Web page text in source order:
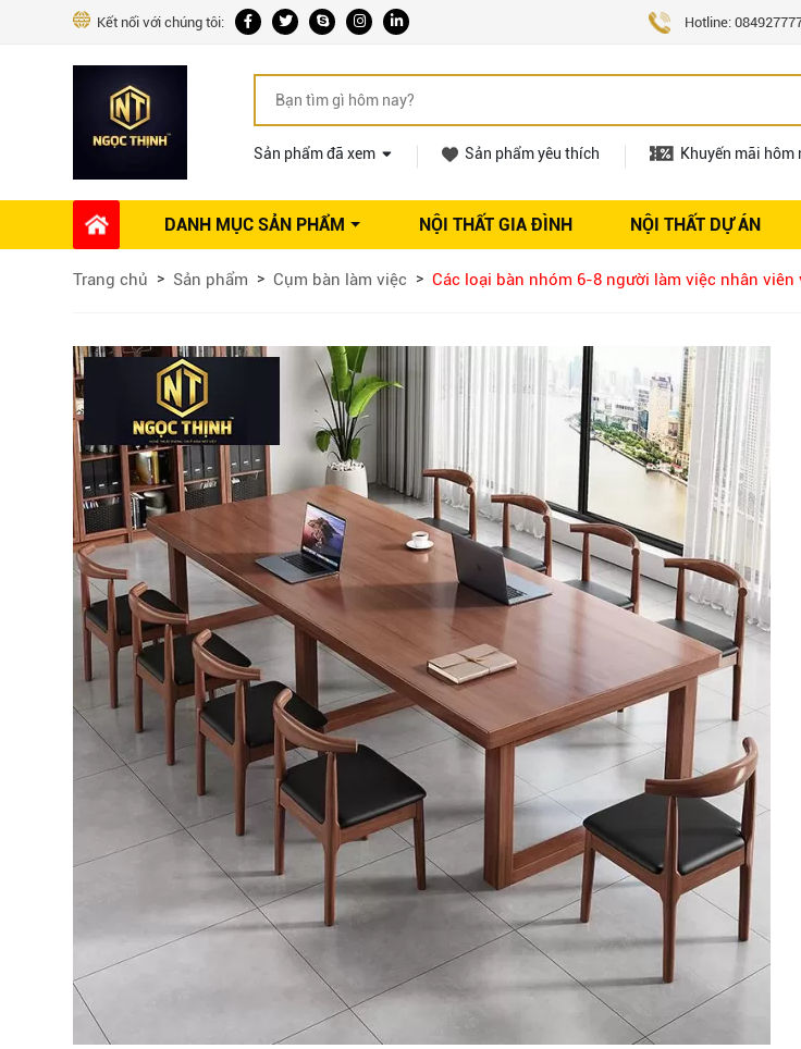
Kết nối với chúng tôi: Hotline:
Sản phẩm đã xem Sản phẩm yêu thích Khuyến mãi hôm
DANH MỤC SẢN PHẨM
Phụ kiện Nội thất
Ổ khóa tủ
Máy hút mùi
Vòi rửa nhà bếp
Phụ kiện tủ áo
Phụ kiện tủ bếp trên
Thùng đựng gạo
Bếp từ-Bếp hồng ngoại
Chậu rửa bát
Ray trượt – bản lề – tay nắm cửa
Phụ kiện tủ bếp dưới
Giá để bát đĩa đa năng
Giá để dao thớt
Kệ để chất tẩy rửa
Kệ gia vị
Kệ góc liên hoàn
NỘI THẤT GIA ĐÌNH NỘI THẤT DỰ ÁN
Dự án thi công Tuyển
Trang chủ Sản phẩm Cụm bàn làm việc Các loại bàn nhóm 6-8 người làm việc nhân viên